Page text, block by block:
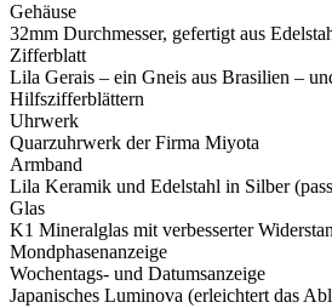
Gehäuse
32mm Durchmesser, gefertigt aus
Zifferblatt
Lila Gerais – ein Gneis aus Brasilien –
Hilfszifferblättern
Uhrwerk
Quarzuhrwerk der Firma Miyota
Armband
Lila Keramik und Edelstahl in Silber
Glas
K1 Mineralglas mit verbesserter
Mondphasenanzeige
Wochentags- und Datumsanzeige
Japanisches Luminova (erleichtert das